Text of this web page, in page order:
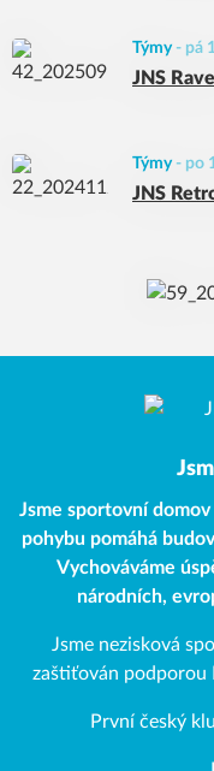
Týmy- pá
JNS
Týmy- po
JNS
Jsme sportovní
pohybu pomáhá
Vychováváme
národních,
Jsme nezisková
zaštiťován podporou
První český